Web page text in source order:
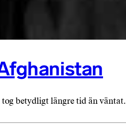
betydligt längre tid än väntat.